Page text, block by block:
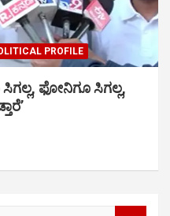
PROFILE
ಸಿಗಲ್ಲ, ಫೋನಿಗೂ ಸಿಗಲ್ಲ,